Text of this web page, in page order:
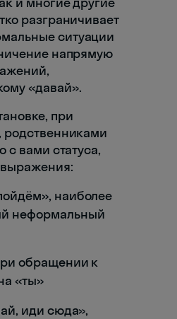
разграничивает
ситуации
напрямую
«давай».
при
с вами статуса,
наиболее
неформальный
обращении к
«ты»
иди сюда»,